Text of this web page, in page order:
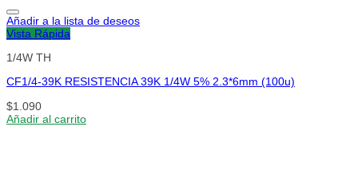
Añadir a la lista de deseos
Vista Rápida
1/4W TH
CF1/4-39K RESISTENCIA 39K 1/4W 5% 2.3*6mm (100u)
$1.090
Añadir al carrito